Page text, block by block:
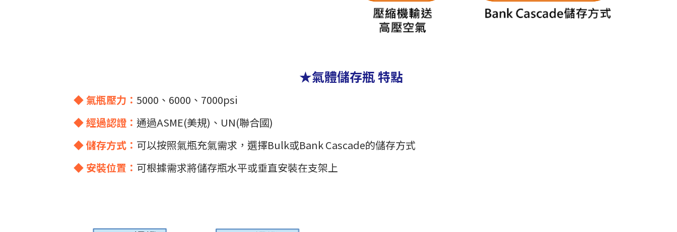
★氣體儲存瓶 特點
◆ 氣瓶壓力： 5000、6000、7000psi
◆ 經過認證： 通過ASME(美規)、UN(聯合國)
◆ 儲存方式： 可以按照氣瓶充氣需求，選擇Bulk或Bank Cascade的儲存方式
◆ 安裝位置： 可根據需求將儲存瓶水平或垂直安裝在支架上